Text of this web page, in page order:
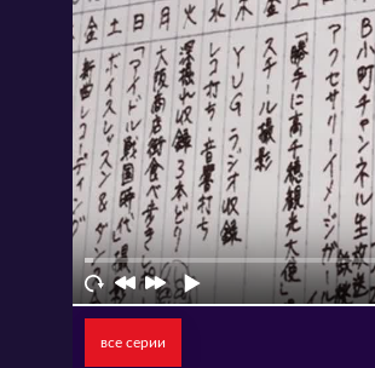
все серии